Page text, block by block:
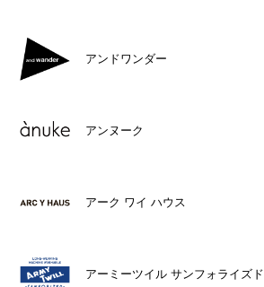
アンドワンダー
アンヌーク
アーク ワイ ハウス
アーミーツイル サンフォライズド